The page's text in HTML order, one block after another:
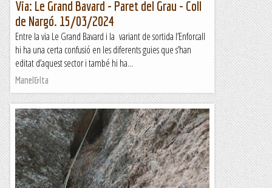
Via: Le Grand Bavard - Paret del Grau - Coll
de Nargó. 15/03/2024
Entre la via Le Grand Bavard i la variant de sortida l’Enforcall
hi ha una certa confusió en les diferents guies que s’han
editat d’aquest sector i també hi ha...
Manel&Ita